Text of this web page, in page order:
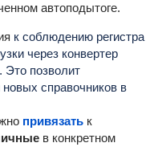
автоподытоге.
к соблюдению регистра
через конвертер
Это позволит
справочников в
привязатьк
в конкретном